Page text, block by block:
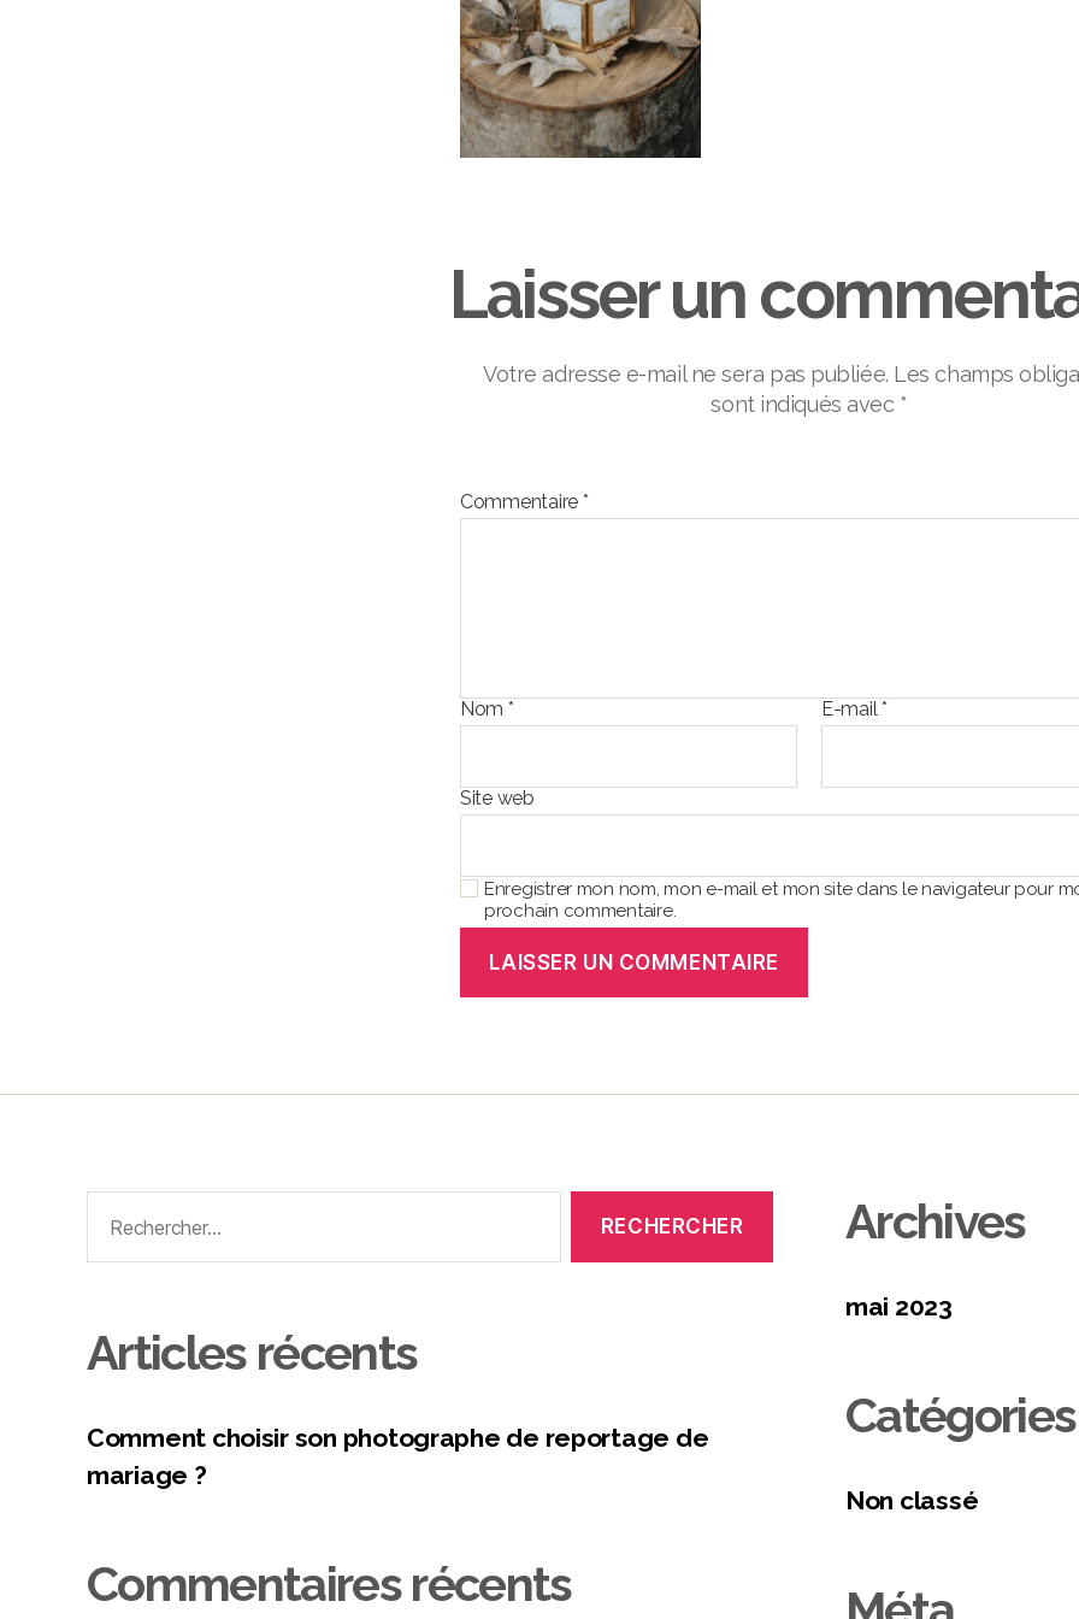
Laisser un
Votre adresse e-mail ne sera pas publiée. Les champs
sont indiqués avec *
Commentaire *
Nom * E-mail*
Site web
Enregistrer mon nom, mon e-mail et mon site dans le navigateur pour
prochain commentaire.
Articles récents
Comment choisir son photographe de reportage de
mariage ?
Commentaires récents
Archives
mai 2023
Catégories
Non classé